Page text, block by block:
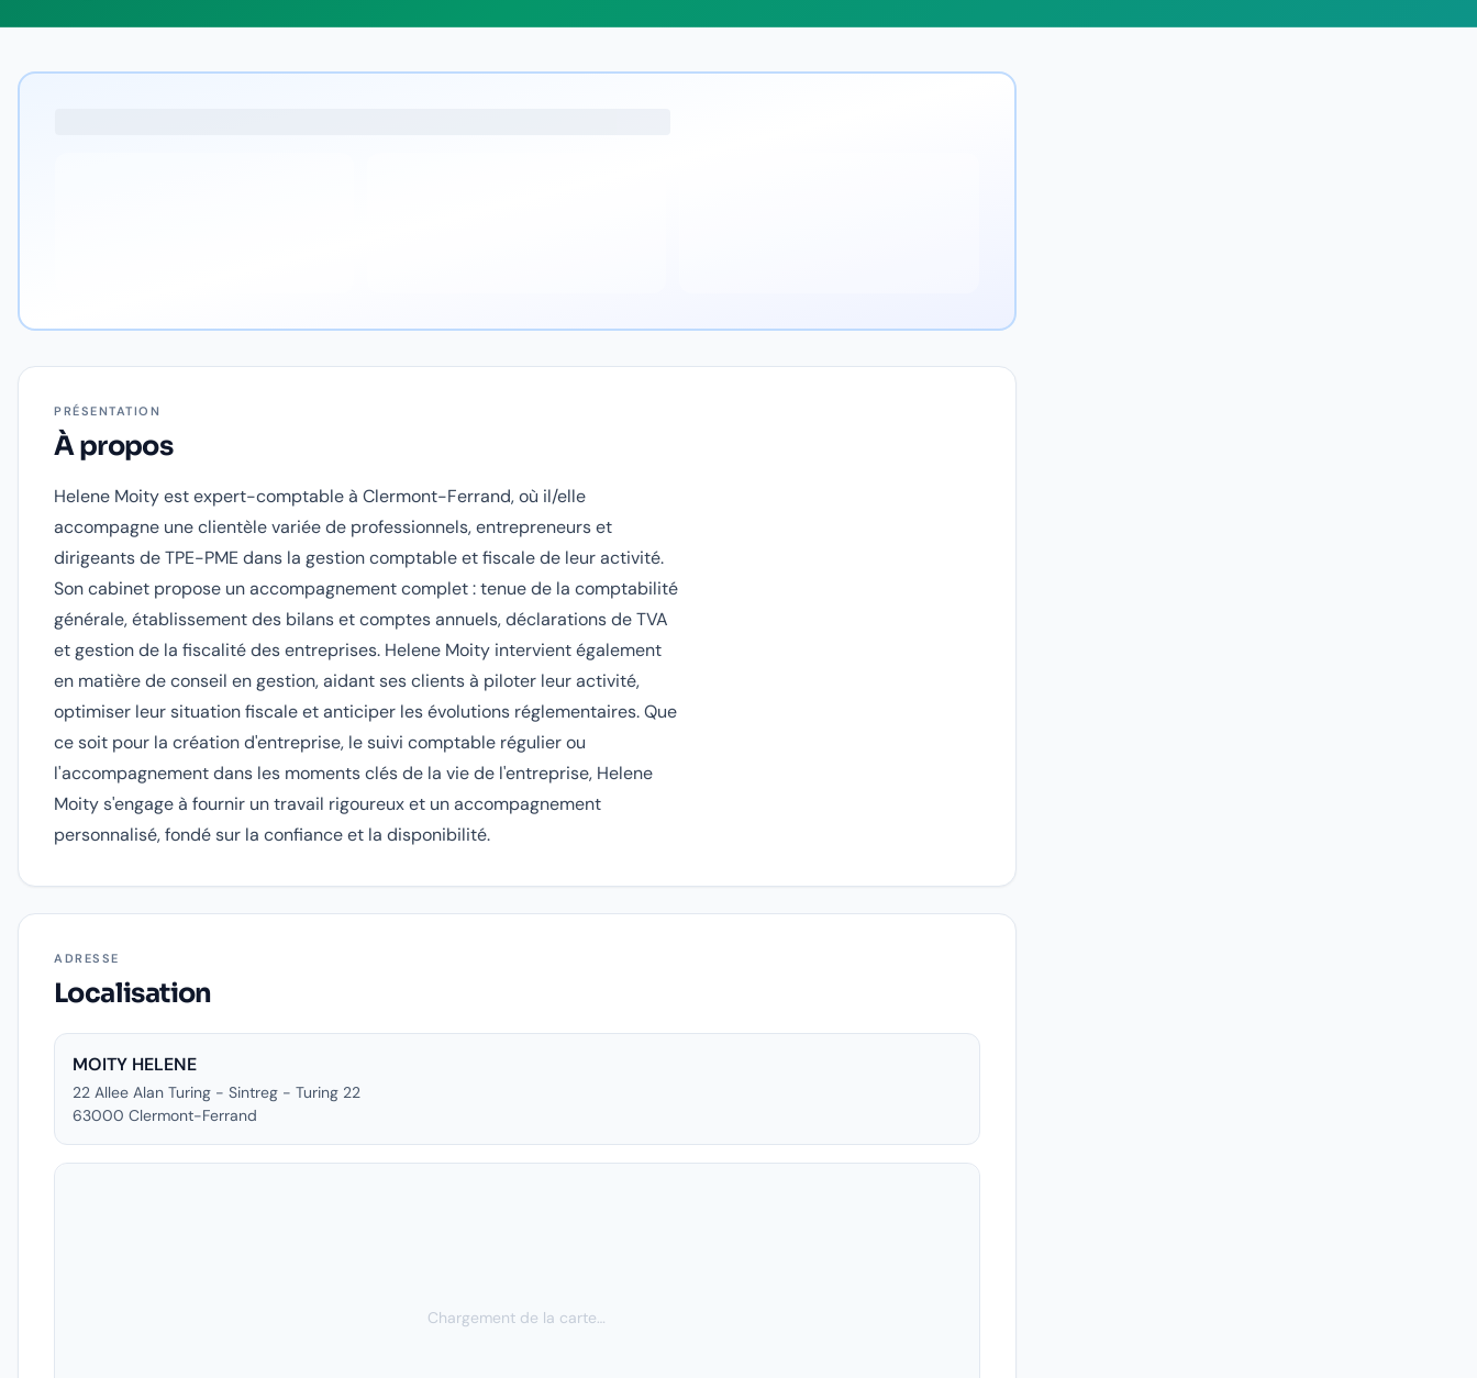
PRÉSENTATION
À propos
Helene Moity est expert-comptable à Clermont-Ferrand, où il/elle
accompagne une clientèle variée de professionnels, entrepreneurs et
dirigeants de TPE-PME dans la gestion comptable et fiscale de leur activité.
Son cabinet propose un accompagnement complet : tenue de la comptabilité
générale, établissement des bilans et comptes annuels, déclarations de TVA
et gestion de la fiscalité des entreprises. Helene Moity intervient également
en matière de conseil en gestion, aidant ses clients à piloter leur activité,
optimiser leur situation fiscale et anticiper les évolutions réglementaires. Que
ce soit pour la création d'entreprise, le suivi comptable régulier ou
l'accompagnement dans les moments clés de la vie de l'entreprise, Helene
Moity s'engage à fournir un travail rigoureux et un accompagnement
personnalisé, fondé sur la confiance et la disponibilité.
ADRESSE
Localisation
MOITY HELENE
22 Allee Alan Turing - Sintreg - Turing 22
63000 Clermont-Ferrand
Chargement de la carte…